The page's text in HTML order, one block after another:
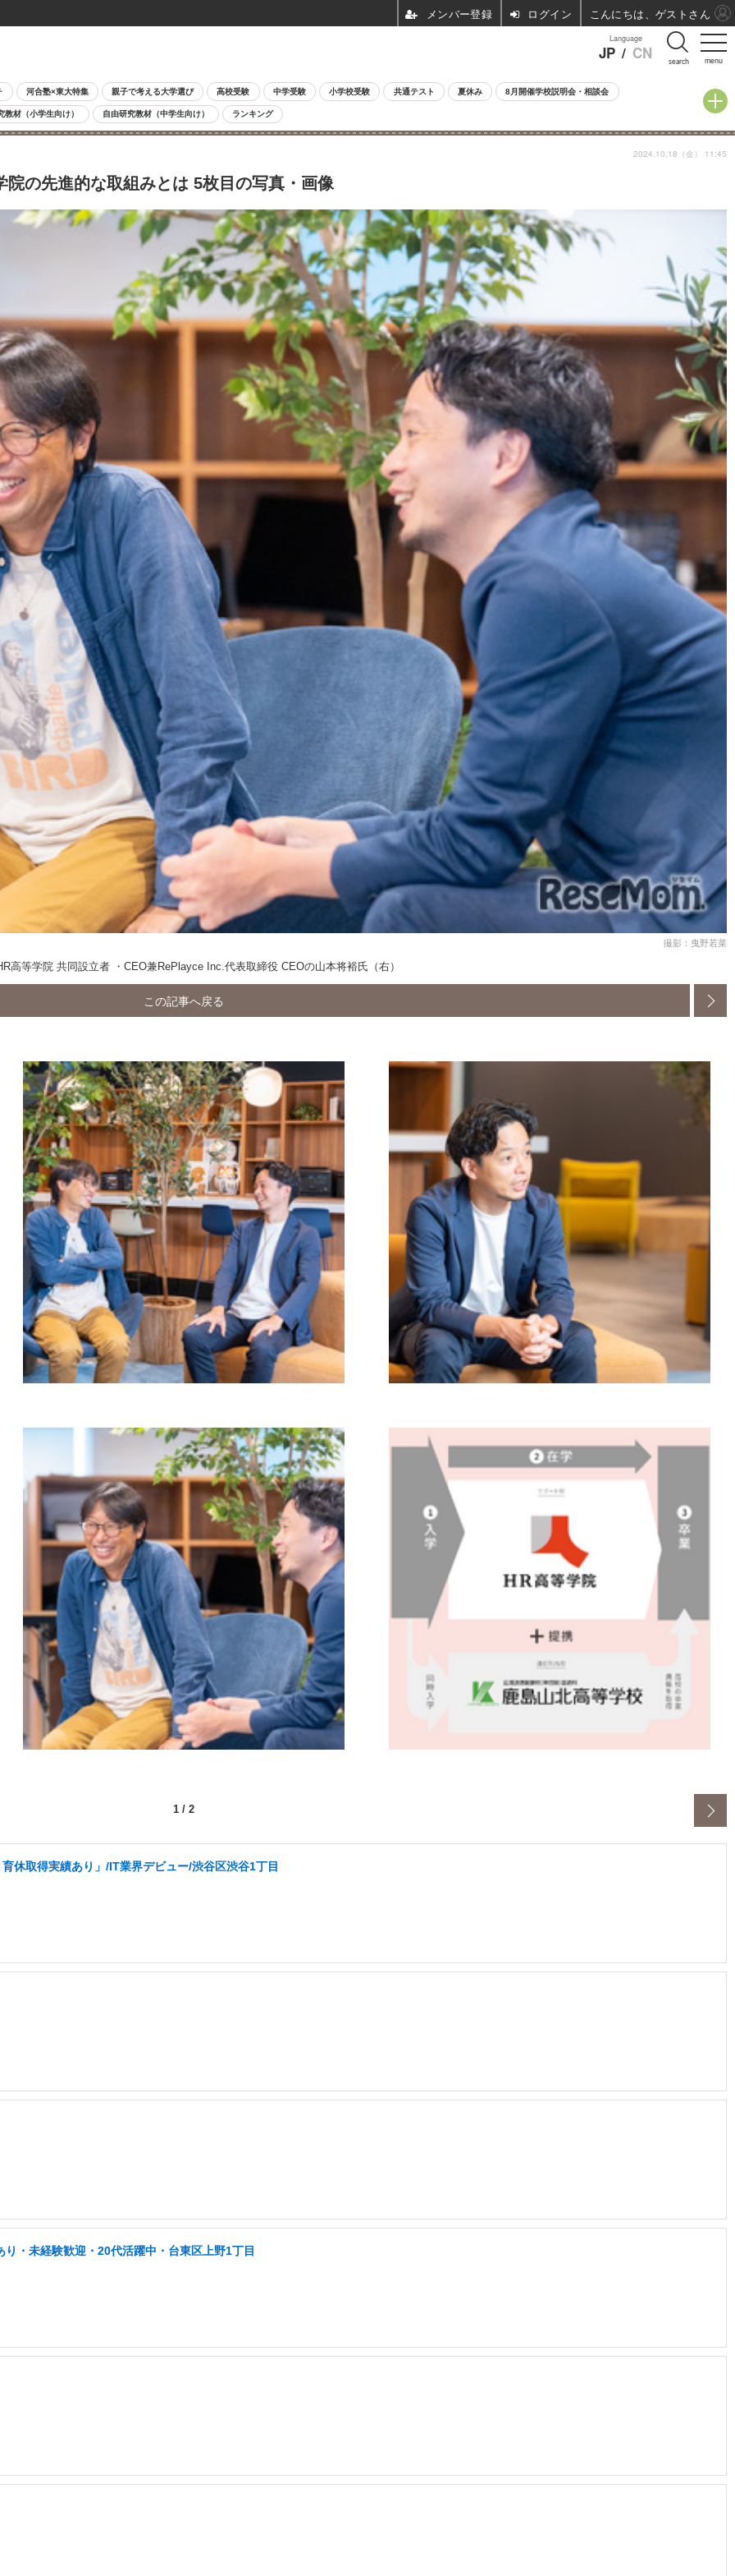
menu
Language
JP / CN search
河合塾×東大特集 親子で考える大学選び 高校受験 中学受験 小学校受験 共通テスト 夏休み 8月開催学校説明会・相談会
教材（小学生向け） 自由研究教材（中学生向け） ランキング
の先進的な取組みとは 5枚目の写真・画像
2024.10.18（金） 11:45
撮影：曳野若菜
等学院 共同設立者 ・CEO兼RePlayce Inc.代表取締役 CEOの山本将裕氏（右）
この記事へ戻る
1 / 2
休取得実績あり」/IT業界デビュー/渋谷区渋谷1丁目
・未経験歓迎・20代活躍中・台東区上野1丁目
ログイン こんにちは、ゲストさん